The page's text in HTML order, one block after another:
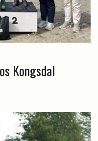
Kongsdal